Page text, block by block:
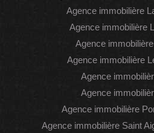
Agence immobilière
Agence immobilière
Agence
Agence immobilière
Agence
Agence
Agence immobilière
Agence immobilière Saint